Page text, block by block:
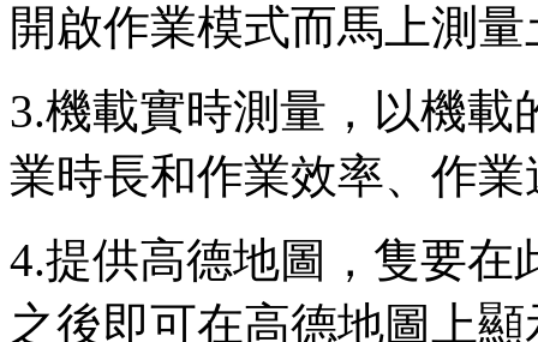
開啟作業模式而馬上測
3.機載實時測量，以機
業時長和作業效率、作
4.提供高德地圖，隻要在
之後即可在高德地圖上